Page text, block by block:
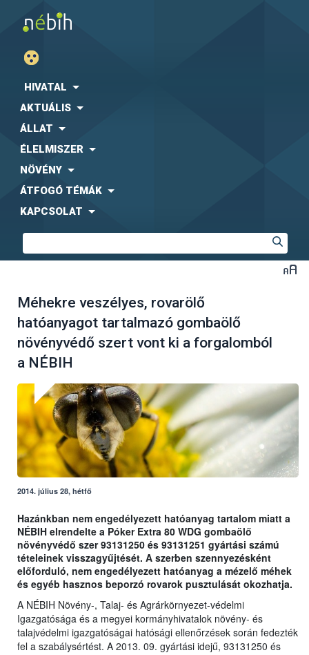
HIVATAL
AKTUÁLIS
ÁLLAT
ÉLELMISZER
NÖVÉNY
ÁTFOGÓ TÉMÁK
KAPCSOLAT
Méhekre veszélyes, rovarölő
hatóanyagot tartalmazó gombaölő
növényvédő szert vont ki a forgalomból
a NÉBIH
2014. július 28, hétfő
Hazánkban nem engedélyezett hatóanyag tartalom miatt a
NÉBIH elrendelte a Póker Extra 80 WDG gombaölő
növényvédő szer 93131250 és 93131251 gyártási számú
tételeinek visszagyűjtését. A szerben szennyezésként
előforduló, nem engedélyezett hatóanyag a mézelő méhek
és egyéb hasznos beporzó rovarok pusztulását okozhatja.
A NÉBIH Növény-, Talaj- és Agrárkörnyezet-védelmi
Igazgatósága és a megyei kormányhivatalok növény- és
talajvédelmi igazgatóságai hatósági ellenőrzések során fedezték
fel a szabálysértést. A 2013. 09. gyártási idejű, 93131250 és